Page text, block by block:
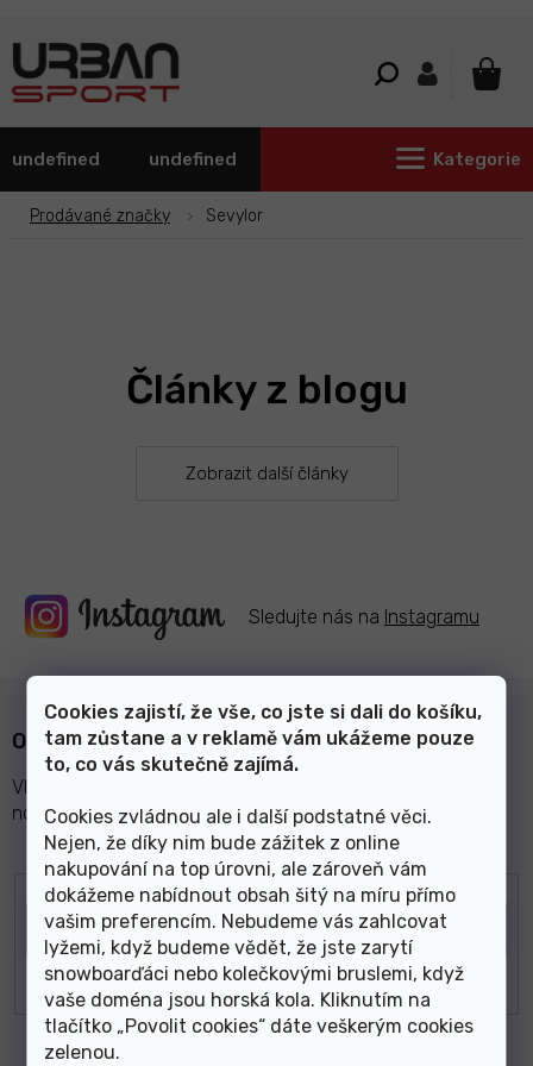
Cookies zajistí, že vše, co jste si dali do košíku,
tam zůstane a v reklamě vám ukážeme pouze
to, co vás skutečně zajímá.
Cookies zvládnou ale i další podstatné věci.
Nejen, že díky nim bude zážitek z online
nakupování na top úrovni, ale zároveň vám
dokážeme nabídnout obsah šitý na míru přímo
vašim preferencím. Nebudeme vás zahlcovat
lyžemi, když budeme vědět, že jste zarytí
snowboarďáci nebo kolečkovými bruslemi, když
vaše doména jsou horská kola. Kliknutím na
tlačítko „Povolit cookies“ dáte veškerým cookies
zelenou.
undefined undefined Kategorie
Prodávané značky Sevylor
Články z blogu
Zobrazit další články
Sledujte nás na Instagramu
Odebírat newsletter
Vložte svůj e-mail a my vám budeme zasílat informace o
nových produktech na našem e-shopu.
E-mail